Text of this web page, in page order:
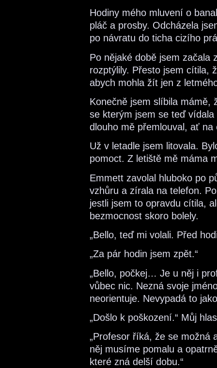
Hodiny mého mluvení o
pláč a prosby. Odcházela
po návratu do ticha cizího
Po nějaké době jsem začala
rozptýlily. Přesto jsem cítila,
abych mohla žít jen z
Konečně jsem slíbila
se kterým jsem se teď
dlouho mě přemlouval, ať na
Už v letadle jsem litovala.
pomoct. Z letiště mě máma
Emmett zavolal hluboko po
vzhůru a zírala na telefon.
jestli jsem to opravdu cítila,
bezmocnost skoro bolely.
„Bello, teď mi volali. Před
„Za pár hodin jsem zpět.“
„Bello, počkej… Je u něj i
vůbec nic. Nezná svoje
neorientuje. Nevypadá to
„Došlo k poškození.“ Můj
„Profesor říká, že se možná
něj musíme pomalu a
které zná delší dobu.“